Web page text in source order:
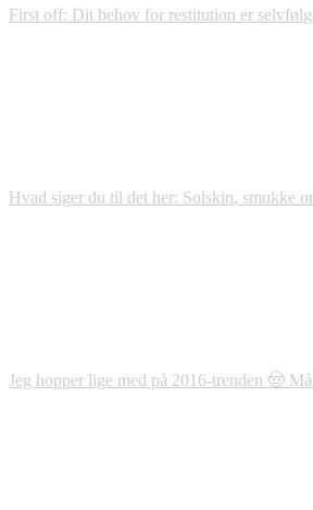
First off: Dit behov for restitution er
Hvad siger du til det her: Solskin, smukke
Jeg hopper lige med på 2016-trenden 🤠